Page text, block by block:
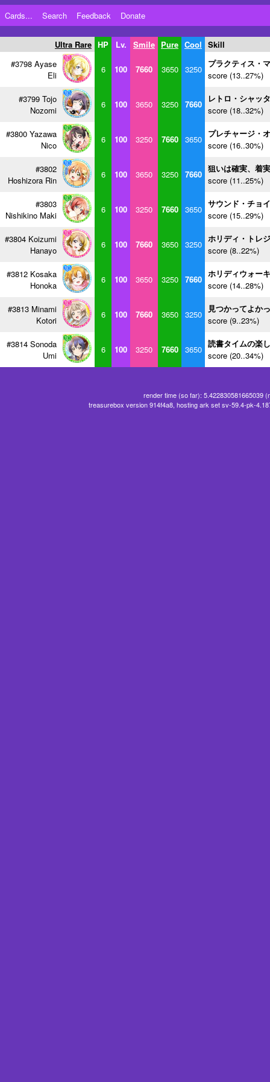
Cards... Search Feedback Donate
Ultra Rare HP Lv. Smile Pure Cool Skill
#3798 Ayase
Eli
6 100 7660 3650 3250
プラクティス・
score (13..27%)
#3799 Tojo
Nozomi
6 100 3650 3250 7660
レトロ・シャッ
score (18..32%)
#3800 Yazawa
Nico
6 100 3250 7660 3650
プレチャージ・
score (16..30%)
#3802
Hoshizora Rin
6 100 3650 3250 7660
狙いは確実、着
score (11..25%)
#3803
Nishikino Maki
6 100 3250 7660 3650
サウンド・チョ
score (15..29%)
#3804 Koizumi
Hanayo
6 100 7660 3650 3250
ホリディ・トレ
score (8..22%)
#3812 Kosaka
Honoka
6 100 3650 3250 7660
ホリディウォー
score (14..28%)
#3813 Minami
Kotori
6 100 7660 3650 3250
見つかってよか
score (9..23%)
#3814 Sonoda
Umi
6 100 3250 7660 3650
読書タイムの楽
score (20..34%)
render time (so far): 5.422830581665039
treasurebox version 914f4a8, hosting ark set sv-59.4-pk-